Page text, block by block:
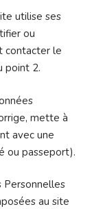
utilise ses
ou
contacter le
point 2.
mette à
avec une
ou passeport).
Personnelles
au site